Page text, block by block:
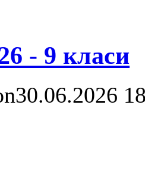
- 9 класи
30.06.2026